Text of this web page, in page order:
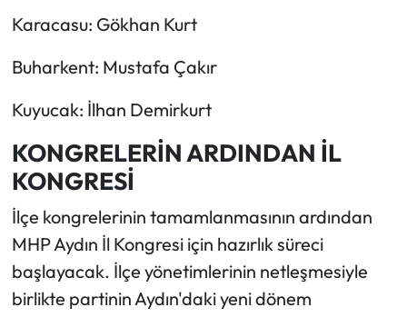
Karacasu: Gökhan Kurt
Buharkent: Mustafa Çakır
Kuyucak: İlhan Demirkurt
KONGRELERİN ARDINDAN İL
KONGRESİ
İlçe kongrelerinin tamamlanmasının ardından
MHP Aydın İl Kongresi için hazırlık süreci
başlayacak. İlçe yönetimlerinin netleşmesiyle
birlikte partinin Aydın'daki yeni dönem